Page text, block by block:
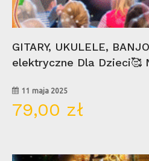
GITARY, UKULELE,
elektryczne Dla Dzieci🥰
11 maja 2025
79,00 zł